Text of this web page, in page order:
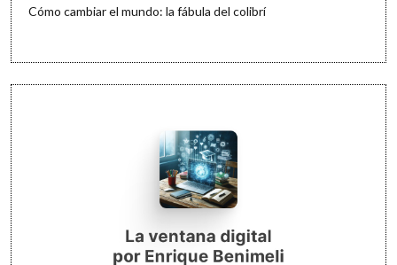
Cómo cambiar el mundo: la fábula del colibrí